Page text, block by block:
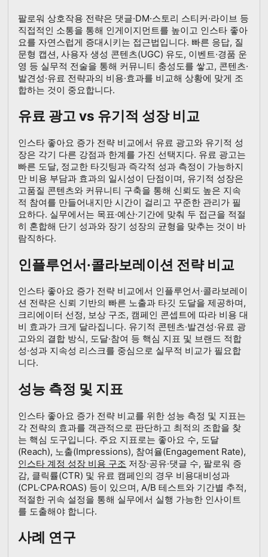
팔로워 상호작용 전략은 댓글·DM·스토리 스티커·라이브 등
직접적인 소통을 통해 인게이지먼트를 높이고 인스타 좋아
요를 자연스럽게 증대시키는 접근법입니다. 빠른 응답, 질
문형 캡션, 사용자 생성 콘텐츠(UGC) 유도, 이벤트·경품 운
영 등 실무적 전술을 통해 커뮤니티 충성도를 쌓고, 콘텐츠·
발견성·유료 전략과의 비용·효과를 비교해 상황에 맞게 조
합하는 것이 중요합니다.
유료 광고 vs 유기적 성장 비교
인스타 좋아요 증가 전략 비교에서 유료 광고와 유기적 성
장은 각기 다른 강점과 한계를 가진 선택지다. 유료 광고는
빠른 도달, 정교한 타깃팅과 즉각적 성과 측정이 가능하지
만 비용 부담과 효과의 일시성이 단점이며, 유기적 성장은
고품질 콘텐츠와 커뮤니티 구축을 통해 신뢰도 높은 지속
적 참여를 만들어내지만 시간이 걸리고 꾸준한 관리가 필
요하다. 실무에서는 목표·예산·기간에 맞춰 두 접근을 적절
히 혼합해 단기 성과와 장기 성장의 균형을 맞추는 것이 바
람직하다.
인플루언서·콜라보레이션 전략 비교
인스타 좋아요 증가 전략 비교에서 인플루언서·콜라보레이
션 전략은 신뢰 기반의 빠른 노출과 타깃 도달을 제공하며,
크리에이터 선정, 보상 구조, 캠페인 콘셉트에 따라 비용 대
비 효과가 크게 달라집니다. 유기적 콘텐츠·발견성·유료 광
고와의 결합 방식, 도달·참여 등 핵심 지표 및 브랜드 적합
성·성과 지속성 리스크를 중심으로 실무적 비교가 필요합
니다.
성능 측정 및 지표
인스타 좋아요 증가 전략 비교를 위한 성능 측정 및 지표는
각 전략의 효과를 객관적으로 판단하고 최적의 조합을 찾
는 핵심 도구입니다. 주요 지표로는 좋아요 수, 도달
(Reach), 노출(Impressions), 참여율(Engagement Rate),
인스타 계정 성장 비용 구조 저장·공유·댓글 수, 팔로워 증
감, 클릭률(CTR) 및 유료 캠페인의 경우 비용대비성과
(CPL·CPA·ROAS) 등이 있으며, A/B 테스트와 기간별 추적,
적절한 귀속 설정을 통해 실무에서 실행 가능한 인사이트
를 도출해야 합니다.
사례 연구